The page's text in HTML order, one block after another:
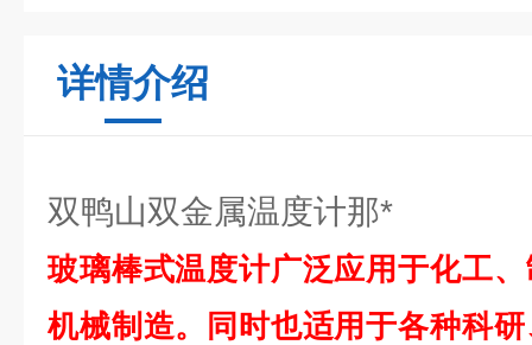
详情介绍
双鸭山双金属温度计那*
玻璃棒式温度计广泛应用于化工
机械制造。同时也适用于各种科